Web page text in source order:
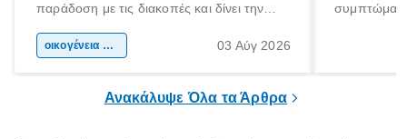
παράδοση με τις διακοπές και δίνει την
χώρας. Είτε πρόκειται για λίγες μέρες
οικογένεια & παιδί 03 Αύγ 2026
Ανακάλυψε Όλα τα Άρθρα